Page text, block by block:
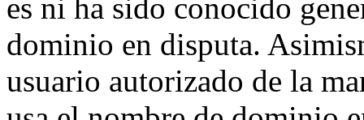
es ni ha sido conocido
dominio en disputa.
usuario autorizado de la